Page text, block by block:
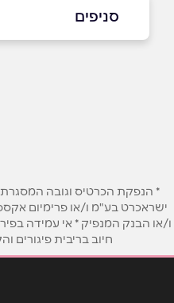
נושא
אנא חזרו אלי בקשר ל...
סניפים
* הנפקת הכרטיס וגובה
ישראכרט בע"מ ו/או פרימיום
ו/או הבנק המנפיק * אי עמידה
חיוב בריבית פיגורים